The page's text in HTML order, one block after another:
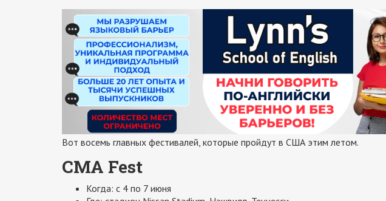
Вот восемь главных фестивалей, которые пройдут в США этим летом.
CMA Fest
Когда: с 4 по 7 июня